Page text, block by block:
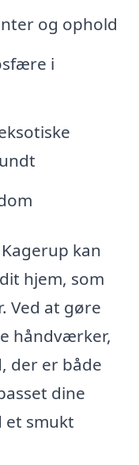
og ophold
i
kan
hjem, som
Ved at gøre
håndværker,
der er både
dine
et smukt